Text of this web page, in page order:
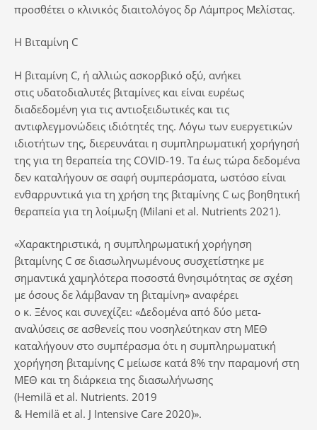
προσθέτει ο κλινικός διαιτολόγος δρ Λάμπρος Μελίστας.
Η Βιταμίνη C
Η βιταμίνη C, ή αλλιώς ασκορβικό οξύ, ανήκει
στις υδατοδιαλυτές βιταμίνες και είναι ευρέως
διαδεδομένη για τις αντιοξειδωτικές και τις
αντιφλεγμονώδεις ιδιότητές της. Λόγω των ευεργετικών
ιδιοτήτων της, διερευνάται η συμπληρωματική χορήγησή
της για τη θεραπεία της COVID-19. Τα έως τώρα δεδομένα
δεν καταλήγουν σε σαφή συμπεράσματα, ωστόσο είναι
ενθαρρυντικά για τη χρήση της βιταμίνης C ως βοηθητική
θεραπεία για τη λοίμωξη (Milani et al. Nutrients 2021).
«Χαρακτηριστικά, η συμπληρωματική χορήγηση
βιταμίνης C σε διασωληνωμένους συσχετίστηκε με
σημαντικά χαμηλότερα ποσοστά θνησιμότητας σε σχέση
με όσους δε λάμβαναν τη βιταμίνη» αναφέρει
ο κ. Ξένος και συνεχίζει: «Δεδομένα από δύο μετα-
αναλύσεις σε ασθενείς που νοσηλεύτηκαν στη ΜΕΘ
καταλήγουν στο συμπέρασμα ότι η συμπληρωματική
χορήγηση βιταμίνης C μείωσε κατά 8% την παραμονή στη
ΜΕΘ και τη διάρκεια της διασωλήνωσης
(Hemilä et al. Nutrients. 2019
& Hemilä et al. J Intensive Care 2020)».